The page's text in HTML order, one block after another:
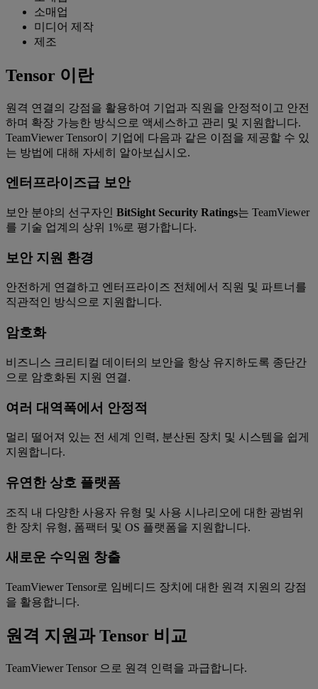
소매업
미디어 제작
제조
Tensor 이란
원격 연결의 강점을 활용하여 기업과 직원을 안정적이고 안전
하며 확장 가능한 방식으로 액세스하고 관리 및 지원합니다.
TeamViewer Tensor이 기업에 다음과 같은 이점을 제공할 수 있
는 방법에 대해 자세히 알아보십시오.
엔터프라이즈급 보안
보안 분야의 선구자인 BitSight Security Ratings는 TeamViewer
를 기술 업계의 상위 1%로 평가합니다.
보안 지원 환경
안전하게 연결하고 엔터프라이즈 전체에서 직원 및 파트너를
직관적인 방식으로 지원합니다.
암호화
비즈니스 크리티컬 데이터의 보안을 항상 유지하도록 종단간
으로 암호화된 지원 연결.
여러 대역폭에서 안정적
멀리 떨어져 있는 전 세계 인력, 분산된 장치 및 시스템을 쉽게
지원합니다.
유연한 상호 플랫폼
조직 내 다양한 사용자 유형 및 사용 시나리오에 대한 광범위
한 장치 유형, 폼팩터 및 OS 플랫폼을 지원합니다.
새로운 수익원 창출
TeamViewer Tensor로 임베디드 장치에 대한 원격 지원의 강점
을 활용합니다.
원격 지원과 Tensor 비교
TeamViewer Tensor 으로 원격 인력을 과급합니다.